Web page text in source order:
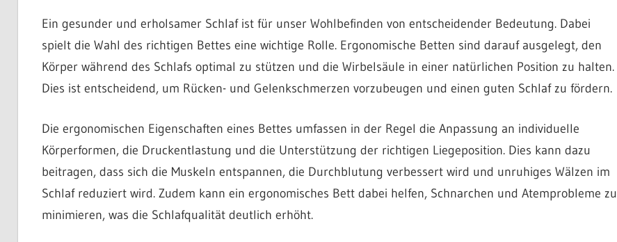
Ein gesunder und erholsamer Schlaf ist für unser Wohlbefinden von entscheidender Bedeutung. Dabei
spielt die Wahl des richtigen Bettes eine wichtige Rolle. Ergonomische Betten sind darauf ausgelegt, den
Körper während des Schlafs optimal zu stützen und die Wirbelsäule in einer natürlichen Position zu halten.
Dies ist entscheidend, um Rücken- und Gelenkschmerzen vorzubeugen und einen guten Schlaf zu fördern.
Die ergonomischen Eigenschaften eines Bettes umfassen in der Regel die Anpassung an individuelle
Körperformen, die Druckentlastung und die Unterstützung der richtigen Liegeposition. Dies kann dazu
beitragen, dass sich die Muskeln entspannen, die Durchblutung verbessert wird und unruhiges Wälzen im
Schlaf reduziert wird. Zudem kann ein ergonomisches Bett dabei helfen, Schnarchen und Atemprobleme zu
minimieren, was die Schlafqualität deutlich erhöht.